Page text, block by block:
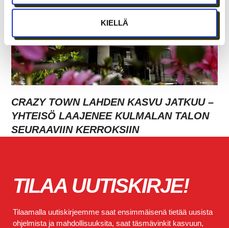
KIELLÄ
CRAZY TOWN LAHDEN KASVU JATKUU –
YHTEISÖ LAAJENEE KULMALAN TALON
SEURAAVIIN KERROKSIIN
TILAA UUTISKIRJE!
Tilaamalla uutiskirjeemme saat ensimmäisenä tietää uusista
ohjelmista ja mahdollisuuksita, saat täsmävinkit kasvuun,